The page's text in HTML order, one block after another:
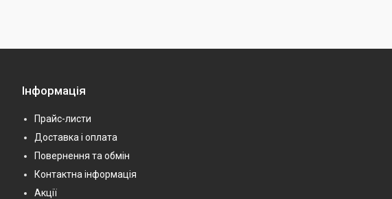
Інформація
Прайс-листи
Доставка і оплата
Повернення та обмін
Контактна інформація
Акції